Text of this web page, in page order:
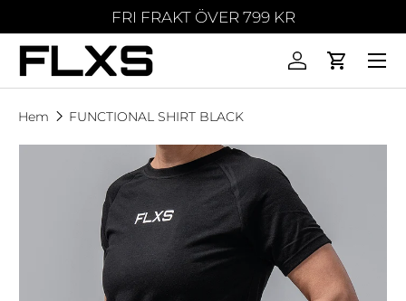
Hoppa till innehållet
FRI FRAKT ÖVER 799 KR
Logga in
Vagn
Hem FUNCTIONAL SHIRT BLACK